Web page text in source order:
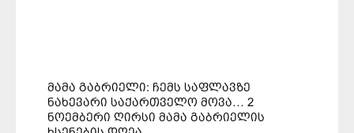
ᲛᲐᲛᲐ ᲒᲐᲑᲠᲘᲔᲚᲘ: ᲩᲔᲛᲡ ᲡᲐᲤᲚᲐᲕᲖᲔ
ᲜᲐᲮᲔᲕᲐᲠᲘ ᲡᲐᲥᲐᲠᲗᲕᲔᲚᲝ ᲛᲝᲕᲐ… 2
ᲜᲝᲔᲛᲑᲔᲠᲘ ᲦᲘᲠᲡᲘ ᲛᲐᲛᲐ ᲒᲐᲑᲠᲘᲔᲚᲘᲡ